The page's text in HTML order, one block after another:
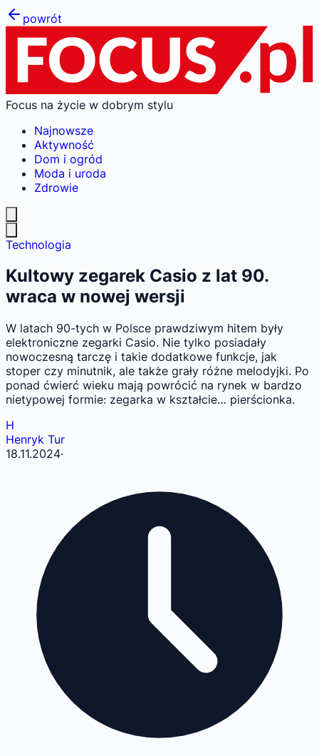
powrót
Focus na życie w dobrym stylu
Najnowsze
Aktywność
Dom i ogród
Moda i uroda
Zdrowie
Technologia
Kultowy zegarek Casio z lat 90.
wraca w nowej wersji
W latach 90-tych w Polsce prawdziwym hitem były
elektroniczne zegarki Casio. Nie tylko posiadały
nowoczesną tarczę i takie dodatkowe funkcje, jak
stoper czy minutnik, ale także grały różne melodyjki. Po
ponad ćwierć wieku mają powrócić na rynek w bardzo
nietypowej formie: zegarka w kształcie… pierścionka.
H
Henryk Tur
18.11.2024·